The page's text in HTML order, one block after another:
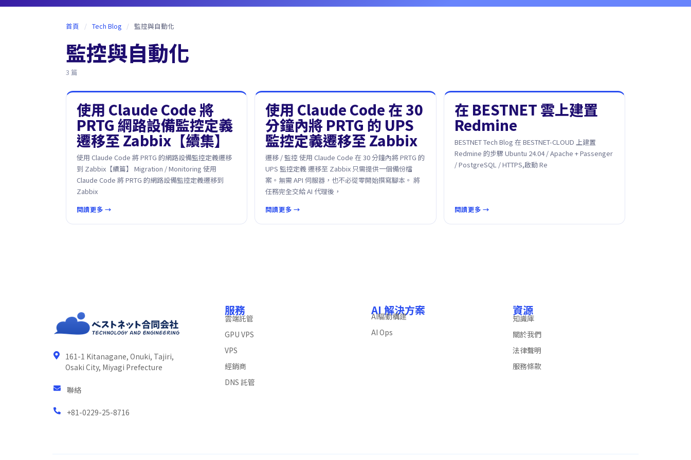
首頁 / Tech Blog / 監控與自動化
監控與自動化
3 篇
使用 Claude Code 將
PRTG 網路設備監控定義
遷移至 Zabbix【續集】
使用 Claude Code 將 PRTG 的網路設備監控定義遷移
到 Zabbix【續篇】 Migration / Monitoring 使用
Claude Code 將 PRTG 的網路設備監控定義遷移到
Zabbix
閱讀更多 →
使用 Claude Code 在 30
分鐘內將 PRTG 的 UPS
監控定義遷移至 Zabbix
遷移 / 監控 使用 Claude Code 在 30 分鐘內將 PRTG 的
UPS 監控定義 遷移至 Zabbix 只需提供一個備份檔
案。無需 API 伺服器，也不必從零開始撰寫腳本。 將
任務完全交給 AI 代理後，
閱讀更多 →
在 BESTNET 雲上建置
Redmine
BESTNET Tech Blog 在 BESTNET-CLOUD 上建置
Redmine 的步驟 Ubuntu 24.04 / Apache + Passenger
/ PostgreSQL / HTTPS,啟動 Re
閱讀更多 →
161-1 Kitanagane, Onuki, Tajiri,
Osaki City, Miyagi Prefecture
聯絡
+81-0229-25-8716
服務
雲端託管
GPU VPS
VPS
經銷商
DNS 託管
AI 解決方案
AI驅動構建
AI Ops
資源
知識庫
關於我們
法律聲明
服務條款